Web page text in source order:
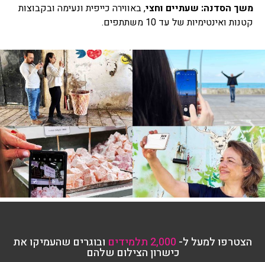
משך הסדנה: שעתיים וחצי, באווירה כייפית ונעימה ובקבוצות
קטנות ואינטימיות של עד 10 משתתפים.
הצטרפו למעל ל- 2,000 תלמידים ובוגרים שהעמיקו את
כישרון הצילום שלהם